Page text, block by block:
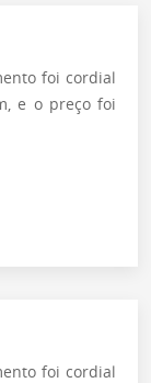
foi cordial
e o preço foi
foi cordial